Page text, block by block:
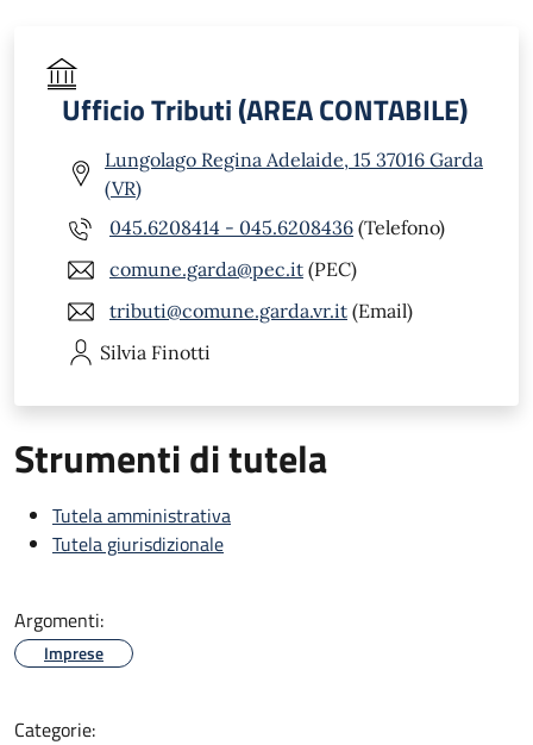
Ufficio Tributi (AREA CONTABILE)
Lungolago Regina Adelaide, 15 37016 Garda
(VR)
045.6208414 - 045.6208436 (Telefono)
comune.garda@pec.it (PEC)
tributi@comune.garda.vr.it (Email)
Silvia Finotti
Strumenti di tutela
Tutela amministrativa
Tutela giurisdizionale
Argomenti:
Imprese
Categorie: